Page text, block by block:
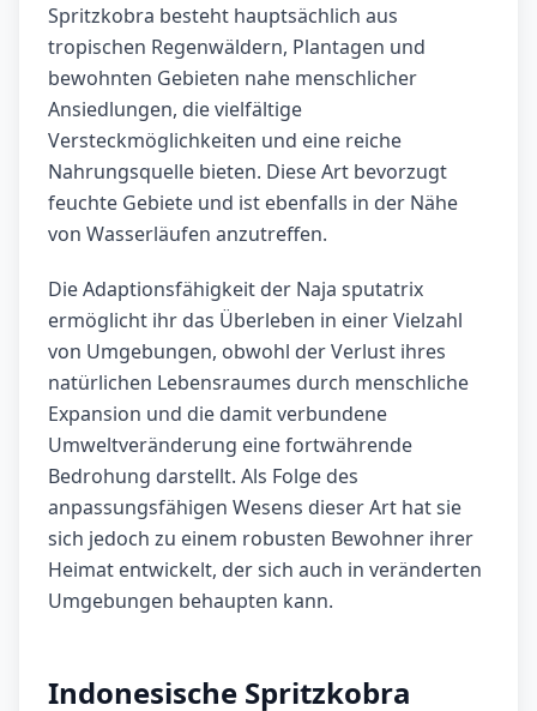
Spritzkobra besteht hauptsächlich aus
tropischen Regenwäldern, Plantagen und
bewohnten Gebieten nahe menschlicher
Ansiedlungen, die vielfältige
Versteckmöglichkeiten und eine reiche
Nahrungsquelle bieten. Diese Art bevorzugt
feuchte Gebiete und ist ebenfalls in der Nähe
von Wasserläufen anzutreffen.
Die Adaptionsfähigkeit der Naja sputatrix
ermöglicht ihr das Überleben in einer Vielzahl
von Umgebungen, obwohl der Verlust ihres
natürlichen Lebensraumes durch menschliche
Expansion und die damit verbundene
Umweltveränderung eine fortwährende
Bedrohung darstellt. Als Folge des
anpassungsfähigen Wesens dieser Art hat sie
sich jedoch zu einem robusten Bewohner ihrer
Heimat entwickelt, der sich auch in veränderten
Umgebungen behaupten kann.
Indonesische Spritzkobra